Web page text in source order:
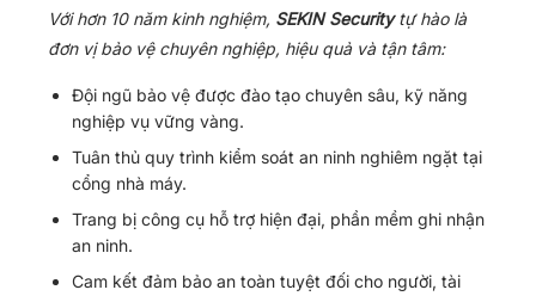
Với hơn 10 năm kinh nghiệm, SEKIN Securitytự hào là
đơn vị bảo vệ chuyên nghiệp, hiệu quả và tận tâm:
Đội ngũ bảo vệ được đào tạo chuyên sâu, kỹ năng
nghiệp vụ vững vàng.
Tuân thủ quy trình kiểm soát an ninh nghiêm ngặt tại
cổng nhà máy.
Trang bị công cụ hỗ trợ hiện đại, phần mềm ghi nhận
an ninh.
Cam kết đảm bảo an toàn tuyệt đối cho người, tài